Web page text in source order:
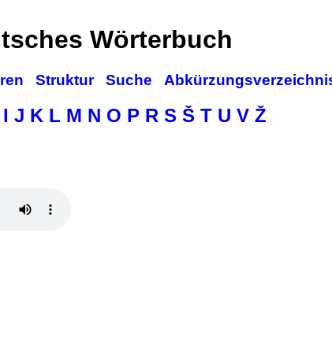
Wörterbuch
Struktur Suche
I J K L M N O P R S Š T U V Ž